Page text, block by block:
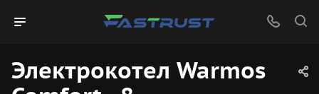
Электрокотел Warmos